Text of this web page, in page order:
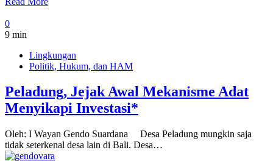
0
9 min
Lingkungan
Politik, Hukum, dan HAM
Peladung, Jejak Awal Mekanisme Adat
Menyikapi Investasi*
Oleh: I Wayan Gendo Suardana Desa Peladung mungkin saja
tidak seterkenal desa lain di Bali. Desa…